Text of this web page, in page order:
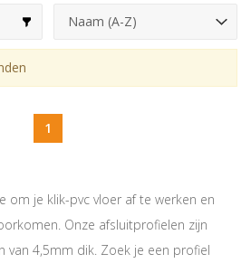
1
om je klik-pvc vloer af te werken en
Onze afsluitprofielen zijn
van 4,5mm dik. Zoek je een profiel